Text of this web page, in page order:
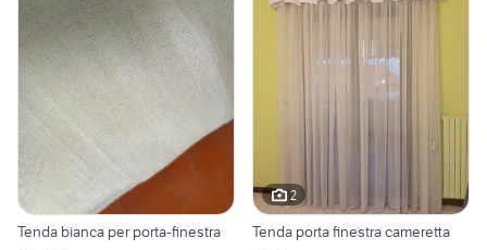
Tenda bianca per porta-finestra
2
Tenda porta finestra cameretta